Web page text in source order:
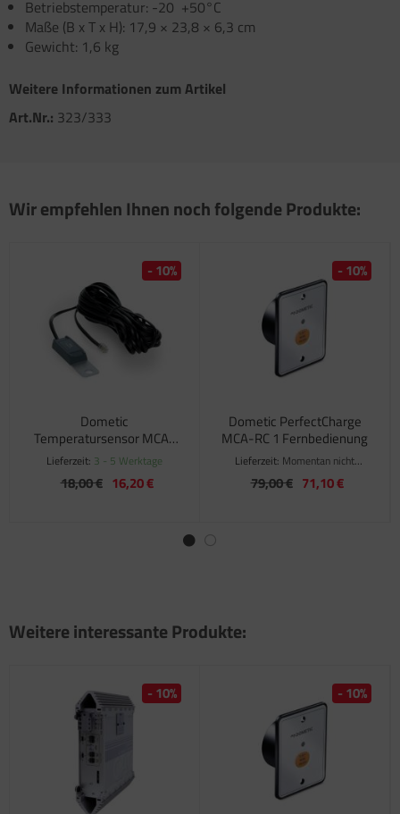
Betriebstemperatur: -20  +50°C
Maße (B x T x H): 17,9 × 23,8 × 6,3 cm
Gewicht: 1,6 kg
Weitere Informationen zum Artikel
Art.Nr.: 323/333
Wir empfehlen Ihnen noch folgende Produkte:
Dometic
Temperatursensor MCA-
TS1
Lieferzeit: 3 - 5 Werktage
18,00 € 16,20 €
- 10%
Dometic PerfectCharge
MCA-RC 1 Fernbedienung
Lieferzeit: Momentan nicht
verfügbar
79,00 € 71,10 €
- 10%
Weitere interessante Produkte:
- 10% - 10%